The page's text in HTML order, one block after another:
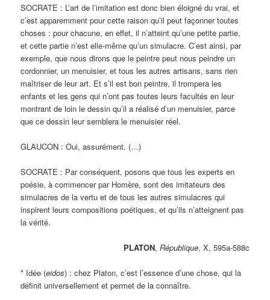
SOCRATE : L’art de l’imitation est donc bien éloigné du vrai, et
c’est apparemment pour cette raison qu’il peut façonner toutes
choses : pour chacune, en effet, il n’atteint qu’une petite partie,
et cette partie n’est elle-même qu’un simulacre. C’est ainsi, par
exemple, que nous dirons que le peintre peut nous peindre un
cordonnier, un menuisier, et tous les autres artisans, sans rien
maîtriser de leur art. Et s’il est bon peintre, il trompera les
enfants et les gens qui n’ont pas toutes leurs facultés en leur
montrant de loin le dessin qu’il a réalisé d’un menuisier, parce
que ce dessin leur semblera le menuisier réel.
GLAUCON : Oui, assurément. (…)
SOCRATE : Par conséquent, posons que tous les experts en
poésie, à commencer par Homère, sont des imitateurs des
simulacres de la vertu et de tous les autres simulacres qui
inspirent leurs compositions poétiques, et qu’ils n’atteignent pas
la vérité.
PLATON, République, X, 595a-588c
* Idée (eidos) : chez Platon, c’est l’essence d’une chose, qui la
définit universellement et permet de la connaître.